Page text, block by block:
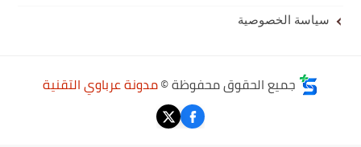
سياسة الخصوصية
جميع الحقوق محفوظة ©مدونة عرباوي التقنية